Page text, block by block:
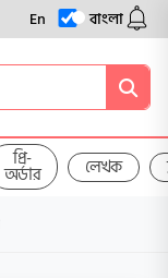
En বাংলা
প্রি-
অর্ডার লেখক